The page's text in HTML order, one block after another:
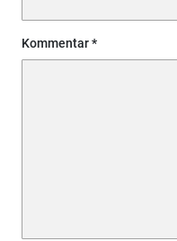
Kommentar